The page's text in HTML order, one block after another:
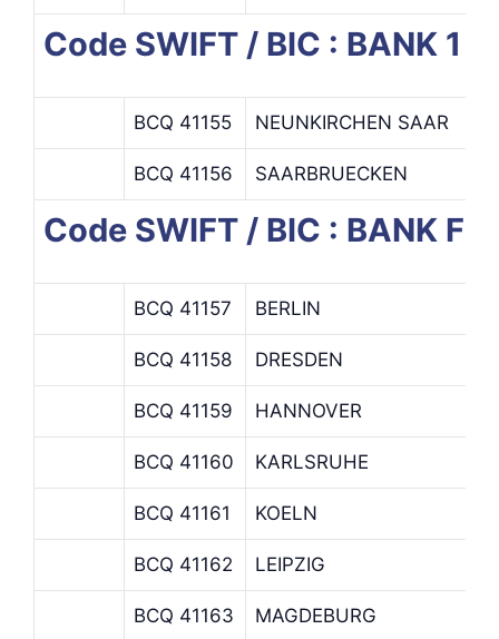
Code SWIFT / BIC : BANK 1
BCQ 41155 NEUNKIRCHEN SAAR
BCQ 41156 SAARBRUECKEN
Code SWIFT / BIC : BANK
BCQ 41157 BERLIN
BCQ 41158 DRESDEN
BCQ 41159 HANNOVER
BCQ 41160 KARLSRUHE
BCQ 41161 KOELN
BCQ 41162 LEIPZIG
BCQ 41163 MAGDEBURG